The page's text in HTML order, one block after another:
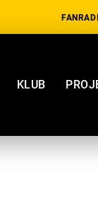
KLUB